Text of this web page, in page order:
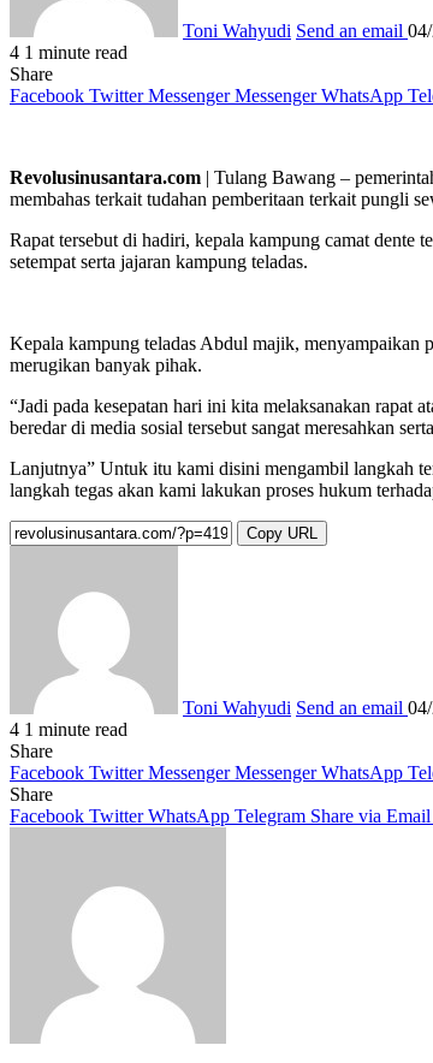
Toni Wahyudi Send an email
4 1 minute read
Share
Facebook Twitter Messenger Messenger WhatsApp
Revolusinusantara.com | Tulang Bawang –
membahas terkait tudahan pemberitaan terkait pungli
Rapat tersebut di hadiri, kepala kampung camat dente
setempat serta jajaran kampung teladas.
Kepala kampung teladas Abdul majik, menyampaikan
merugikan banyak pihak.
“Jadi pada kesepatan hari ini kita melaksanakan rapat
beredar di media sosial tersebut sangat meresahkan
Lanjutnya” Untuk itu kami disini mengambil langkah
langkah tegas akan kami lakukan proses hukum
Copy URL
Toni Wahyudi Send an email
4 1 minute read
Share
Facebook Twitter Messenger Messenger WhatsApp
Share
Facebook Twitter WhatsApp Telegram Share via Email